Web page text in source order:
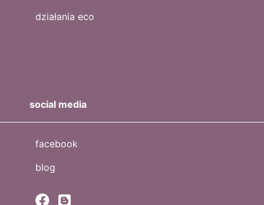
działania eco
social media
facebook
blog